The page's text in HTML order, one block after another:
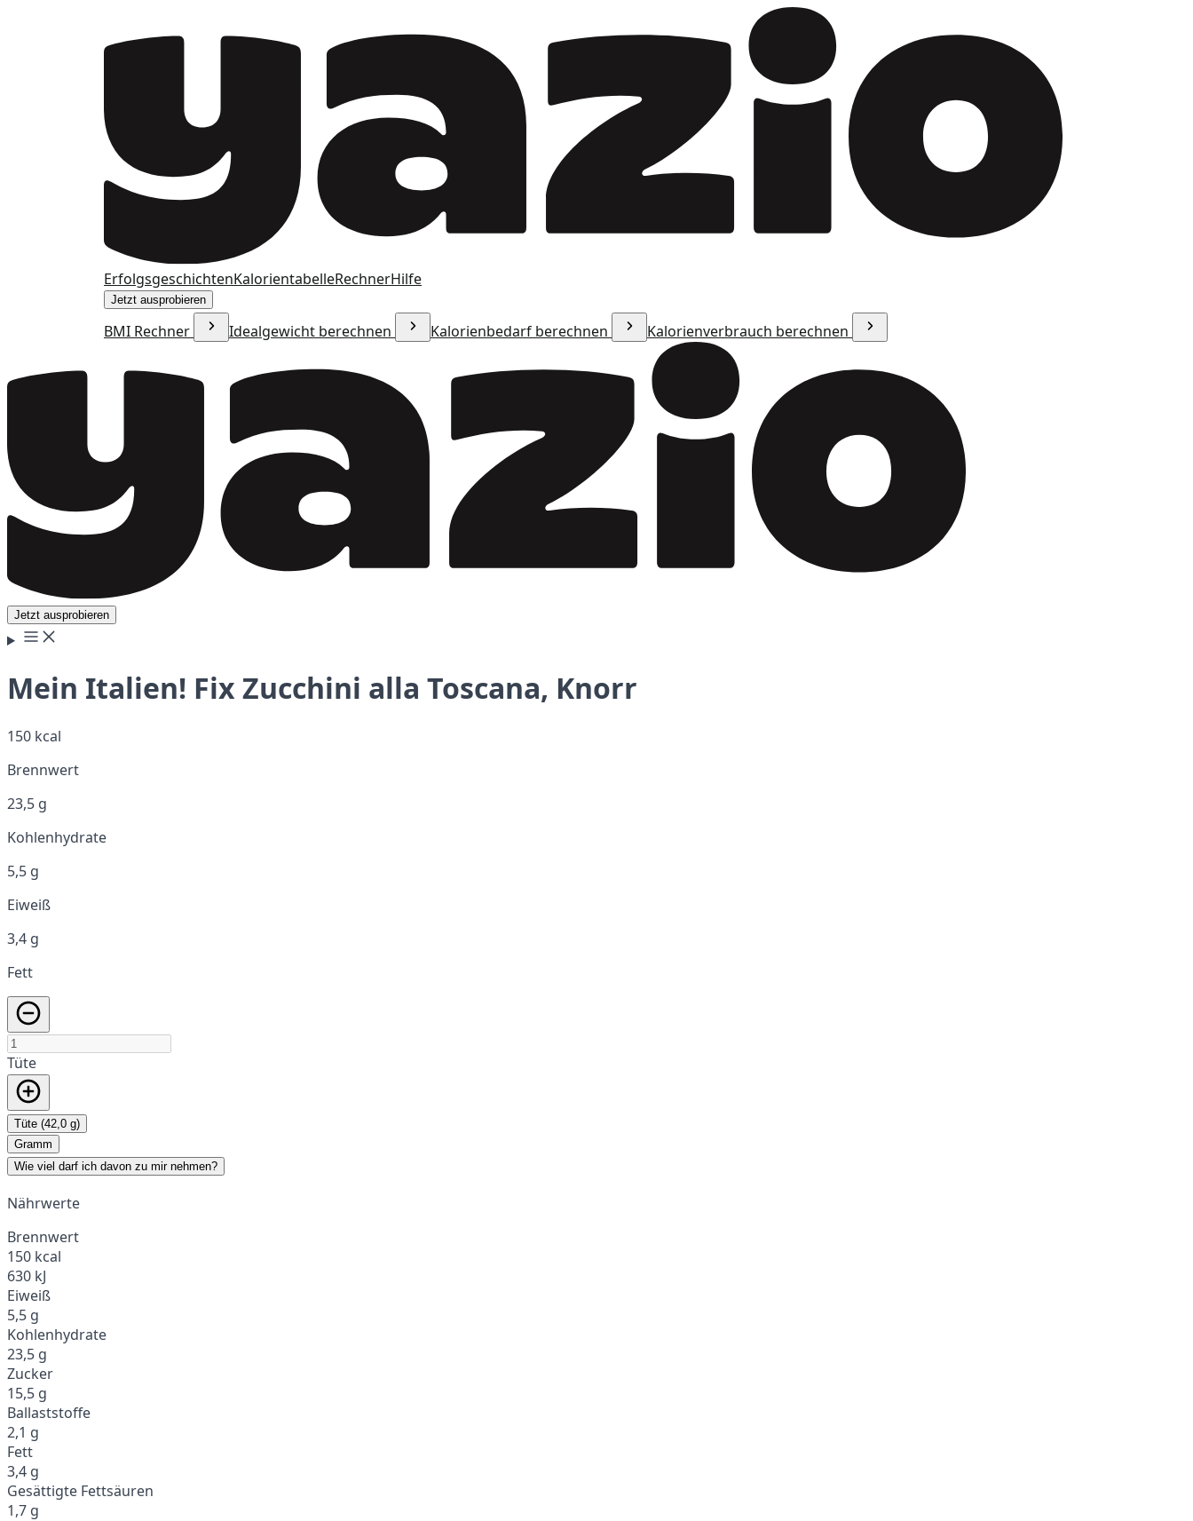
ErfolgsgeschichtenKalorientabelleRechnerHilfe
Jetzt ausprobieren
BMI Rechner Idealgewicht berechnen Kalorienbedarf berechnen Kalorienverbrauch berechnen
Jetzt ausprobieren
Mein Italien! Fix Zucchini alla Toscana, Knorr
150 kcal
Brennwert
23,5 g
Kohlenhydrate
5,5 g
Eiweiß
3,4 g
Fett
Tüte
Tüte (42,0 g)
Gramm
Wie viel darf ich davon zu mir nehmen?
Nährwerte
Brennwert
150 kcal
630 kJ
Eiweiß
5,5 g
Kohlenhydrate
23,5 g
Zucker
15,5 g
Ballaststoffe
2,1 g
Fett
3,4 g
Gesättigte Fettsäuren
1,7 g